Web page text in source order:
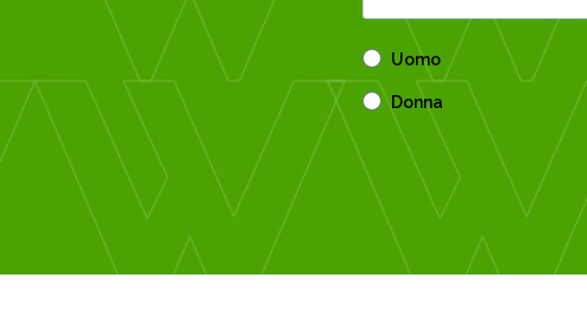
Uomo
Donna